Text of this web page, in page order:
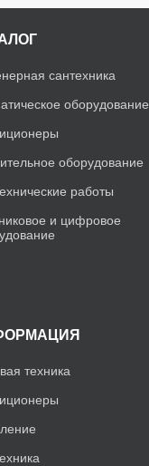
сантехника
оборудование
оборудование
работы
и цифровое
техника